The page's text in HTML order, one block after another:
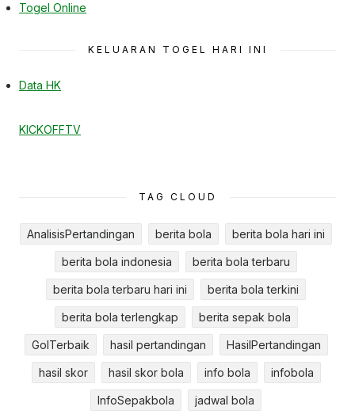
Togel Online
KELUARAN TOGEL HARI INI
Data HK
KICKOFFTV
TAG CLOUD
AnalisisPertandingan berita bola berita bola hari ini
berita bola indonesia berita bola terbaru
berita bola terbaru hari ini berita bola terkini
berita bola terlengkap berita sepak bola
GolTerbaik hasil pertandingan HasilPertandingan
hasil skor hasil skor bola info bola infobola
InfoSepakbola jadwal bola